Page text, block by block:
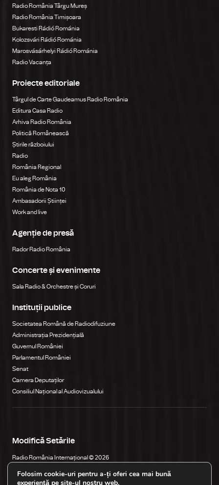
Radio România Târgu Mureș
Radio România Timișoara
Bukaresti Rádió Románia
Kolozsvári Rádió Románia
Marosvásárhelyi Rádió Románia
Radio Vacanța
Proiecte editoriale
Târgul de Carte Gaudeamus Radio România
Editura Casa Radio
Arhiva Radio România
Politică Românească
Știrile războiului
Radio
România Regional
Eu aleg România
România de Nota 10
Ambasadorii Științei
Work and live
Agenție de presă
Rador Radio România
Concerte și evenimente
Sala Radio & Orchestre și Coruri
Instituții publice
Societatea Română de Radiodifuziune
Administrația Prezidențială
Guvernul României
Parlamentul României
Senat
Camera Deputaților
Consiliul Național al Audiovizualului
Modifică Setările
Radio România Internațional © 2026
Folosim cookie-uri pentru a-ți oferi cea mai bună
experiență pe site-ul nostru web.